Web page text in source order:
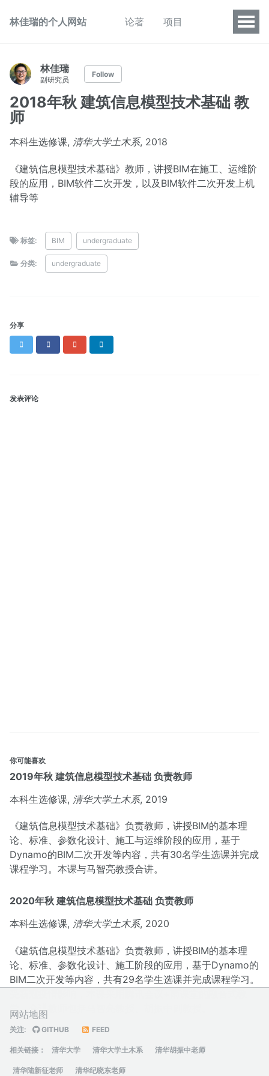
林佳瑞的个人网站 论著 项目
林佳瑞
副研究员
Follow
2018年秋 建筑信息模型技术基础 教
师
本科生选修课, 清华大学土木系, 2018
《建筑信息模型技术基础》教师，讲授BIM在施工、运维阶
段的应用，BIM软件二次开发，以及BIM软件二次开发上机
辅导等
标签: BIM undergraduate
分类: undergraduate
分享
Twitter FacebookGoogle+
发表评论
你可能喜欢
2019年秋 建筑信息模型技术基础 负责教师
本科生选修课, 清华大学土木系, 2019
《建筑信息模型技术基础》负责教师，讲授BIM的基本理
论、标准、参数化设计、施工与运维阶段的应用，基于
Dynamo的BIM二次开发等内容，共有30名学生选课并完成
课程学习。本课与马智亮教授合讲。
2020年秋 建筑信息模型技术基础 负责教师
本科生选修课, 清华大学土木系, 2020
《建筑信息模型技术基础》负责教师，讲授BIM的基本理
论、标准、参数化设计、施工阶段的应用，基于Dynamo的
BIM二次开发等内容，共有29名学生选课并完成课程学习。
学，合讲教师包括马智亮教授、胡振中副教授。
网站地图
关注: GITHUB FEED
相关链接： 清华大学 清华大学土木系 清华胡振中老师
清华陆新征老师 清华纪晓东老师